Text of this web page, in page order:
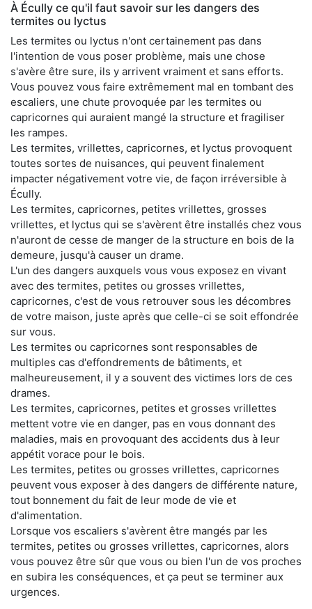
À Écully ce qu'il faut savoir sur les dangers des
termites ou lyctus
Les termites ou lyctus n'ont certainement pas dans
l'intention de vous poser problème, mais une chose
s'avère être sure, ils y arrivent vraiment et sans efforts.
Vous pouvez vous faire extrêmement mal en tombant des
escaliers, une chute provoquée par les termites ou
capricornes qui auraient mangé la structure et fragiliser
les rampes.
Les termites, vrillettes, capricornes, et lyctus provoquent
toutes sortes de nuisances, qui peuvent finalement
impacter négativement votre vie, de façon irréversible à
Écully.
Les termites, capricornes, petites vrillettes, grosses
vrillettes, et lyctus qui se s'avèrent être installés chez vous
n'auront de cesse de manger de la structure en bois de la
demeure, jusqu'à causer un drame.
L'un des dangers auxquels vous vous exposez en vivant
avec des termites, petites ou grosses vrillettes,
capricornes, c'est de vous retrouver sous les décombres
de votre maison, juste après que celle-ci se soit effondrée
sur vous.
Les termites ou capricornes sont responsables de
multiples cas d'effondrements de bâtiments, et
malheureusement, il y a souvent des victimes lors de ces
drames.
Les termites, capricornes, petites et grosses vrillettes
mettent votre vie en danger, pas en vous donnant des
maladies, mais en provoquant des accidents dus à leur
appétit vorace pour le bois.
Les termites, petites ou grosses vrillettes, capricornes
peuvent vous exposer à des dangers de différente nature,
tout bonnement du fait de leur mode de vie et
d'alimentation.
Lorsque vos escaliers s'avèrent être mangés par les
termites, petites ou grosses vrillettes, capricornes, alors
vous pouvez être sûr que vous ou bien l'un de vos proches
en subira les conséquences, et ça peut se terminer aux
urgences.